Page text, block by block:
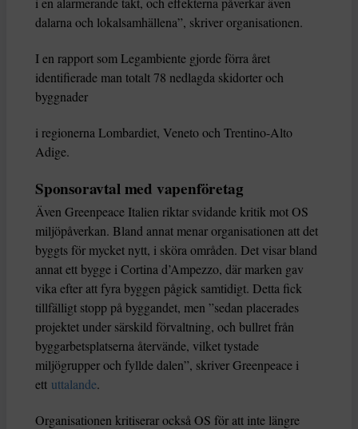
dalarna och lokalsamhällena”, skriver organisationen.
I en rapport som Legambiente gjorde förra året
identifierade man totalt 78 nedlagda skidorter och
byggnader
i regionerna Lombardiet, Veneto och Trentino-Alto
Adige.
Sponsoravtal med vapenföretag
Även Greenpeace Italien riktar svidande kritik mot OS
miljöpåverkan. Bland annat menar organisationen att det
byggts för mycket nytt, i sköra områden. Det visar bland
annat ett bygge i Cortina d’Ampezzo, där marken gav
vika efter att fyra byggen pågick samtidigt. Detta fick
tillfälligt stopp på byggandet, men ”sedan placerades
projektet under särskild förvaltning, och bullret från
byggarbetsplatserna återvände, vilket tystade
miljögrupper och fyllde dalen”, skriver Greenpeace i
ett uttalande.
Organisationen kritiserar också OS för att inte längre